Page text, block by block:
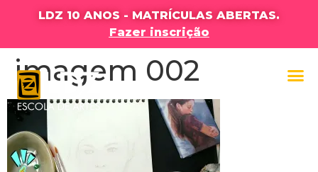
LDZ 10 ANOS - MATRÍCULAS ABERTAS.
Fazer inscrição
imagem 002